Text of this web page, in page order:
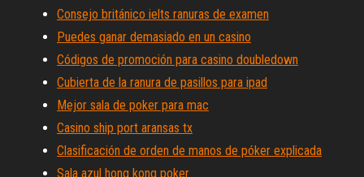
Consejo británico ielts ranuras de examen
Puedes ganar demasiado en un casino
Códigos de promoción para casino doubledown
Cubierta de la ranura de pasillos para ipad
Mejor sala de poker para mac
Casino ship port aransas tx
Clasificación de orden de manos de póker explicada
Sala azul hong kong poker